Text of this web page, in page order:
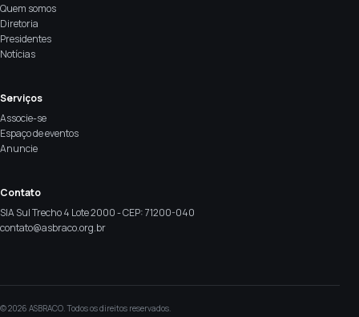
Quem somos
Diretoria
Presidentes
Notícias
Serviços
Associe-se
Espaço de eventos
Anuncie
Contato
SIA Sul Trecho 4 Lote 2000 - CEP: 71200-040
contato@asbraco.org.br
© 2026 ASBRACO. Todos os direitos reservados.